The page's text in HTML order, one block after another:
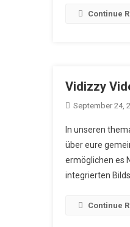
Continue
Vidizzy
September 24,
In unseren
über eure
ermöglichen es
integrierten
Continue